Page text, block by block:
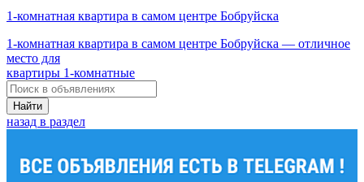
1-комнатная квартира в самом центре Бобруйска
1-комнатная квартира в самом центре Бобруйска — отличное
место для
квартиры 1-комнатные
Найти
назад в раздел